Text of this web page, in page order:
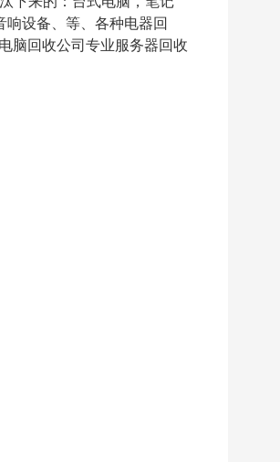
设备、等、各种电器回
脑回收公司专业服务器回收